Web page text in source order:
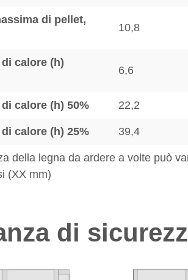
di pellet,
10,8
calore (h)
6,6
calore (h) 50% 22,2
calore (h) 25% 39,4
della legna da ardere a volte può
(XX mm)
di